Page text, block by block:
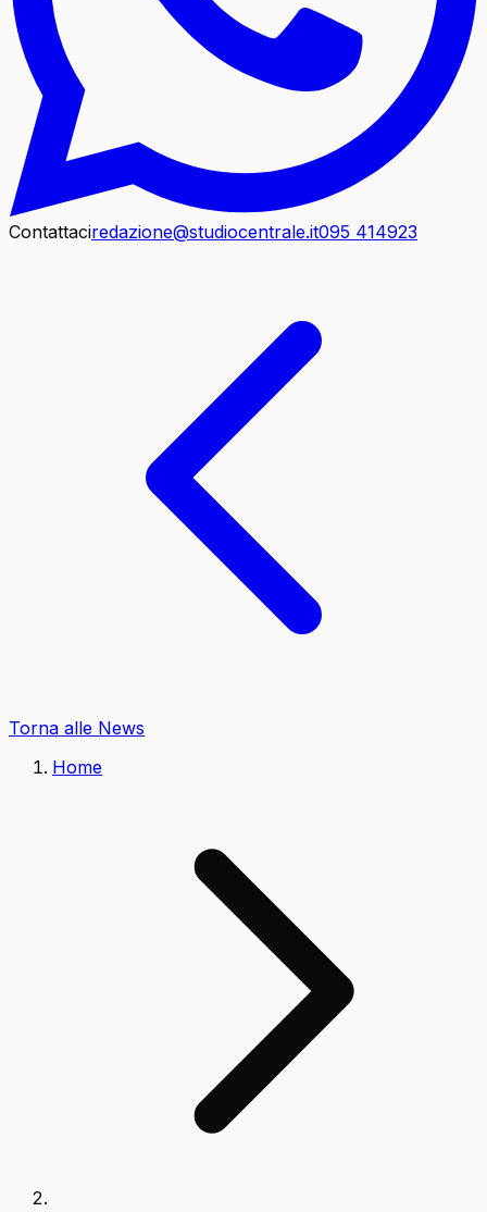
Contattaciredazione@studiocentrale.it095 414923
Torna alle News
Home